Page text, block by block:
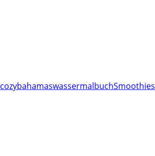
cozybahamaswassermalbuchSmoothies